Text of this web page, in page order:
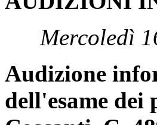
Mercoledì
Audizione
dell'esame dei